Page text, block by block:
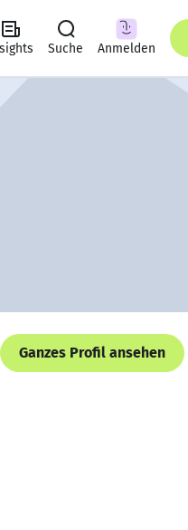
Suche Anmelden
Ganzes Profil ansehen